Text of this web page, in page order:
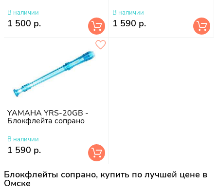
В наличии
1 500 р.
В наличии
1 590 р.
YAMAHA YRS-20GB -
Блокфлейта сопрано
В наличии
1 590 р.
Блокфлейты сопрано, купить по лучшей цене в
Омске